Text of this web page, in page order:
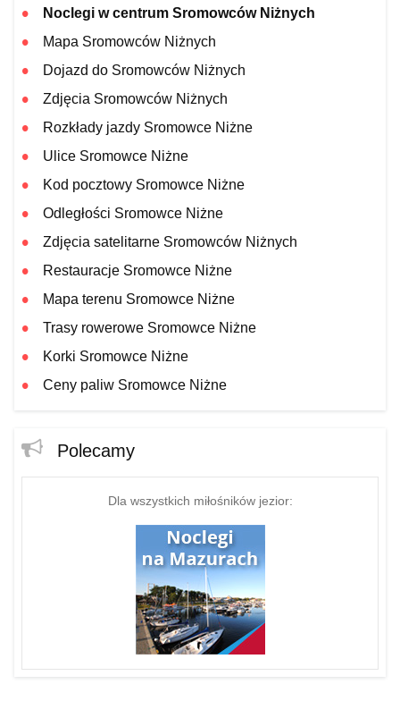
Noclegi w centrum Sromowców Niżnych
Mapa Sromowców Niżnych
Dojazd do Sromowców Niżnych
Zdjęcia Sromowców Niżnych
Rozkłady jazdy Sromowce Niżne
Ulice Sromowce Niżne
Kod pocztowy Sromowce Niżne
Odległości Sromowce Niżne
Zdjęcia satelitarne Sromowców Niżnych
Restauracje Sromowce Niżne
Mapa terenu Sromowce Niżne
Trasy rowerowe Sromowce Niżne
Korki Sromowce Niżne
Ceny paliw Sromowce Niżne
Polecamy
Dla wszystkich miłośników jezior: